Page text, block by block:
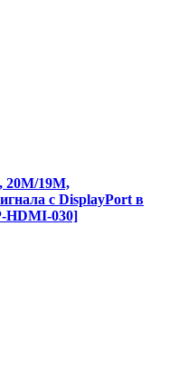
20M/19M,
с DisplayPort в
HDMI-030]